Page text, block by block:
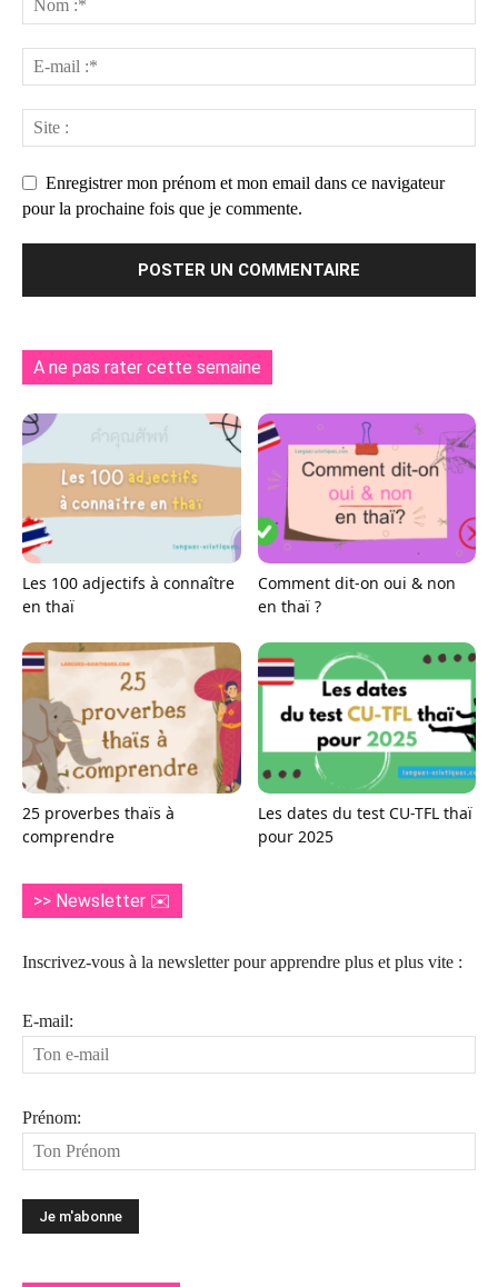
Enregistrer mon prénom et mon email dans ce navigateur
pour la prochaine fois que je commente.
A ne pas rater cette semaine
Les 100 adjectifs à connaître
en thaï
Comment dit-on oui & non
en thaï ?
25 proverbes thaïs à
comprendre
Les dates du test CU-TFL thaï
pour 2025
>> Newsletter ✉️
Inscrivez-vous à la newsletter pour apprendre plus et plus vite :
E-mail:
Prénom: